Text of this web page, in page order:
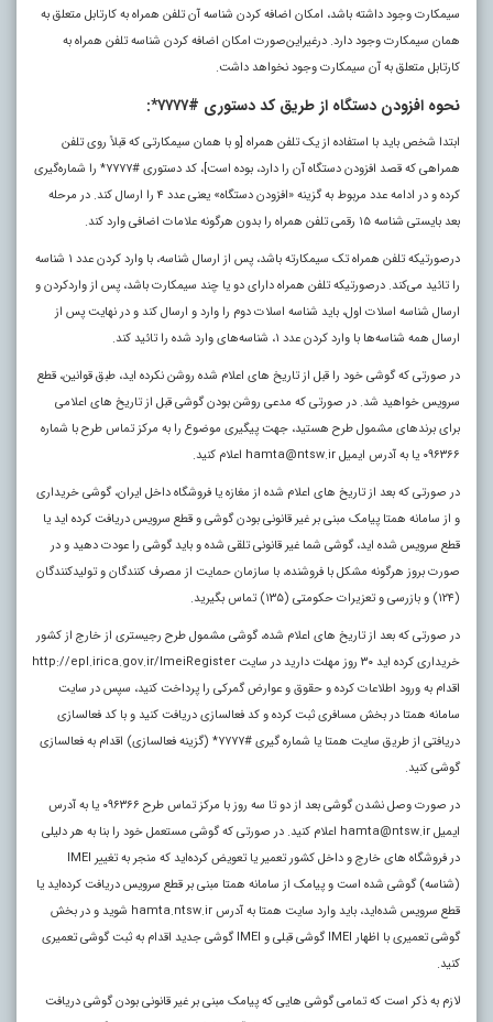
سیمکارت وجود داشته باشد، امکان اضافه کردن شناسه آن تلفن همراه به کارتابل متعلق به
همان سیمکارت وجود دارد. درغیراین‌صورت امکان اضافه کردن شناسه تلفن همراه به
کارتابل متعلق به آن سیمکارت وجود نخواهد داشت.
نحوه افزودن دستگاه از طریق کد دستوری #۷۷۷۷*:
ابتدا شخص باید با استفاده از یک تلفن همراه [و با همان سیمکارتی که قبلاً روی تلفن
همراهی که قصد افزودن دستگاه آن را دارد، بوده است]، کد دستوری #۷۷۷۷* را شماره‌گیری
کرده و در ادامه عدد مربوط به گزینه «افزودن دستگاه» یعنی عدد ۴ را ارسال کند. در مرحله
بعد بایستی شناسه ۱۵ رقمی تلفن همراه را بدون هرگونه علامات اضافی وارد کند.
درصورتیکه تلفن همراه تک سیمکارته باشد، پس از ارسال شناسه، با وارد کردن عدد ۱ شناسه
را تائید می‌کند. درصورتیکه تلفن همراه دارای دو یا چند سیمکارت باشد، پس از واردکردن و
ارسال شناسه اسلات اول، باید شناسه اسلات دوم را وارد و ارسال کند و در نهایت پس از
ارسال همه شناسه‌ها با وارد کردن عدد ۱، شناسه‌های وارد شده را تائید کند.
در صورتی که گوشی خود را قبل از تاریخ های اعلام شده روشن نکرده اید، طبق قوانین، قطع
سرویس خواهید شد. در صورتی که مدعی روشن بودن گوشی قبل از تاریخ های اعلامی
برای برندهای مشمول طرح هستید، جهت پیگیری موضوع را به مرکز تماس طرح با شماره
۰۹۶۳۶۶ یا به آدرس ایمیل hamta@ntsw.ir اعلام کنید.
در صورتی که بعد از تاریخ های اعلام شده از مغازه یا فروشگاه داخل ایران، گوشی خریداری
و از سامانه همتا پیامک مبنی بر غیر قانونی بودن گوشی و قطع سرویس دریافت کرده اید یا
قطع سرویس شده اید، گوشی شما غیر قانونی تلقی شده و باید گوشی را عودت دهید و در
صورت بروز هرگونه مشکل با فروشنده، با سازمان حمایت از مصرف کنندگان و تولیدکنندگان
(۱۲۴) و بازرسی و تعزیرات حکومتی (۱۳۵) تماس بگیرید.
در صورتی که بعد از تاریخ های اعلام شده، گوشی مشمول طرح رجیستری از خارج از کشور
خریداری کرده اید ۳۰ روز مهلت دارید در سایت http://epl.irica.gov.ir/ImeiRegister
اقدام به ورود اطلاعات کرده و حقوق و عوارض گمرکی را پرداخت کنید، سپس در سایت
سامانه همتا در بخش مسافری ثبت کرده و کد فعالسازی دریافت کنید و با کد فعالسازی
دریافتی از طریق سایت همتا یا شماره گیری #۷۷۷۷* (گزینه فعالسازی) اقدام به فعالسازی
گوشی کنید.
در صورت وصل نشدن گوشی بعد از دو تا سه روز با مرکز تماس طرح ۰۹۶۳۶۶ یا به آدرس
ایمیل hamta@ntsw.ir اعلام کنید. در صورتی که گوشی مستعمل خود را بنا به هر دلیلی
در فروشگاه های خارج و داخل کشور تعمیر یا تعویض کرده‌اید که منجر به تغییر IMEI
(شناسه) گوشی شده است و پیامک از سامانه همتا مبنی بر قطع سرویس دریافت کرده‌اید یا
قطع سرویس شده‌اید، باید وارد سایت همتا به آدرس hamta.ntsw.ir شوید و در بخش
گوشی تعمیری با اظهار IMEI گوشی قبلی و IMEI گوشی جدید اقدام به ثبت گوشی تعمیری
کنید.
لازم به ذکر است که تمامی گوشی هایی که پیامک مبنی بر غیر قانونی بودن گوشی دریافت